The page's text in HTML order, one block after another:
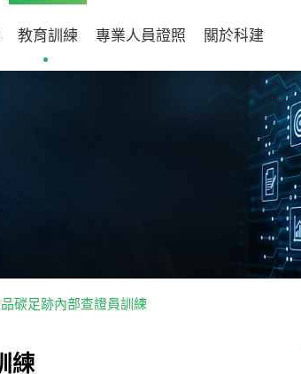
教育訓練 專業人員證照 關於科建
碳足跡內部查證員訓練
練